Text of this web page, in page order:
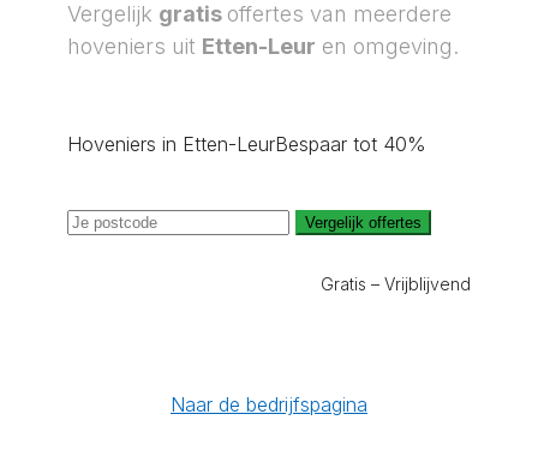
Vergelijk gratis offertes van meerdere
hoveniers uit Etten-Leur en omgeving.
Hoveniers in Etten-LeurBespaar tot 40%
Vergelijk offertes
Gratis – Vrijblijvend
Naar de bedrijfspagina